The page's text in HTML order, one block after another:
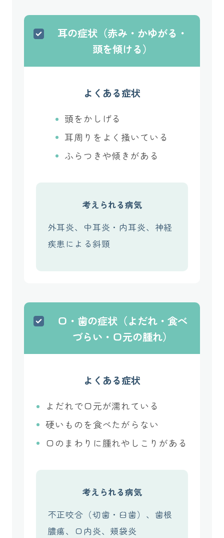
耳の症状（赤み・かゆがる・
頭を傾ける）
よくある症状
頭をかしげる
耳周りをよく掻いている
ふらつきや傾きがある
考えられる病気
外耳炎、中耳炎・内耳炎、神経
疾患による斜頸
口・歯の症状（よだれ・食べ
づらい・口元の腫れ）
よくある症状
よだれで口元が濡れている
硬いものを食べたがらない
口のまわりに腫れやしこりがある
考えられる病気
不正咬合（切歯・臼歯）、歯根
膿瘍、口内炎、頬袋炎